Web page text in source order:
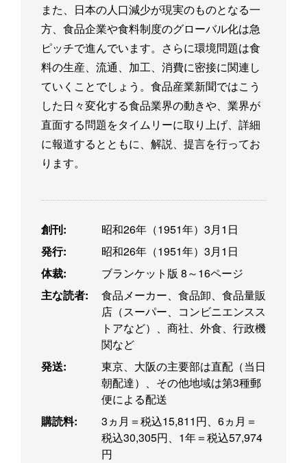
また、日本の人口減少が現実のものとなる一
方、食品企業や食料制度のグローバル化は急
ピッチで進んでいます。さらに環境問題は食
料の生産、流通、加工、消費に密接に関連し
ていくことでしょう。食品産業新聞ではこう
した日々変化する食品業界の動きや、業界が
直面する問題をタイムリーに取り上げ、詳細
に報道するとともに、解説、提言を行ってお
ります。
創刊:
昭和26年（1951年）3月1日
発行:
昭和26年（1951年）3月1日
体裁:
ブランケット版 8～16ページ
主な読者:
食品メーカー、食品卸、食品量販
店（スーパー、コンビニエンスス
トアなど）、商社、外食、行政機
関など
発送:
東京、大阪の主要部は直配（当日
朝配達）、その他地域は第3種郵
便による配送
購読料:
3ヵ月＝税込15,811円、6ヵ月＝
税込30,305円、1年＝税込57,974
円